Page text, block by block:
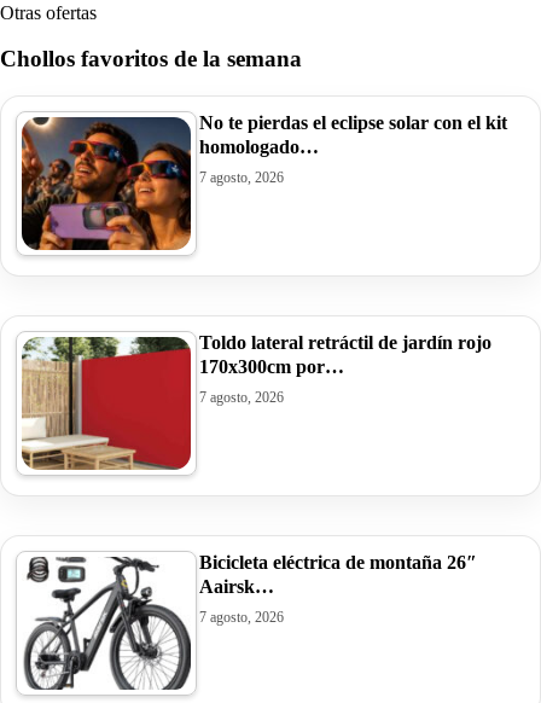
Otras ofertas
Chollos favoritos de la semana
No te pierdas el eclipse solar con el kit
homologado…
7 agosto, 2026
Toldo lateral retráctil de jardín rojo
170x300cm por…
7 agosto, 2026
Bicicleta eléctrica de montaña 26″
Aairsk…
7 agosto, 2026